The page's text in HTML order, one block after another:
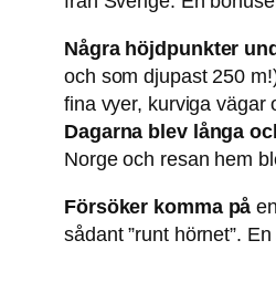
Några höjdpunkter
och som djupast 250
fina vyer, kurviga vägar
Dagarna blev långa
Norge och resan hem
Försöker komma på
sådant ”runt hörnet”.